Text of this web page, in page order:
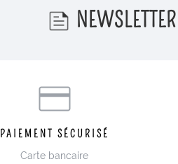
NEWSLETTER
PAIEMENT SÉCURISÉ
Carte bancaire